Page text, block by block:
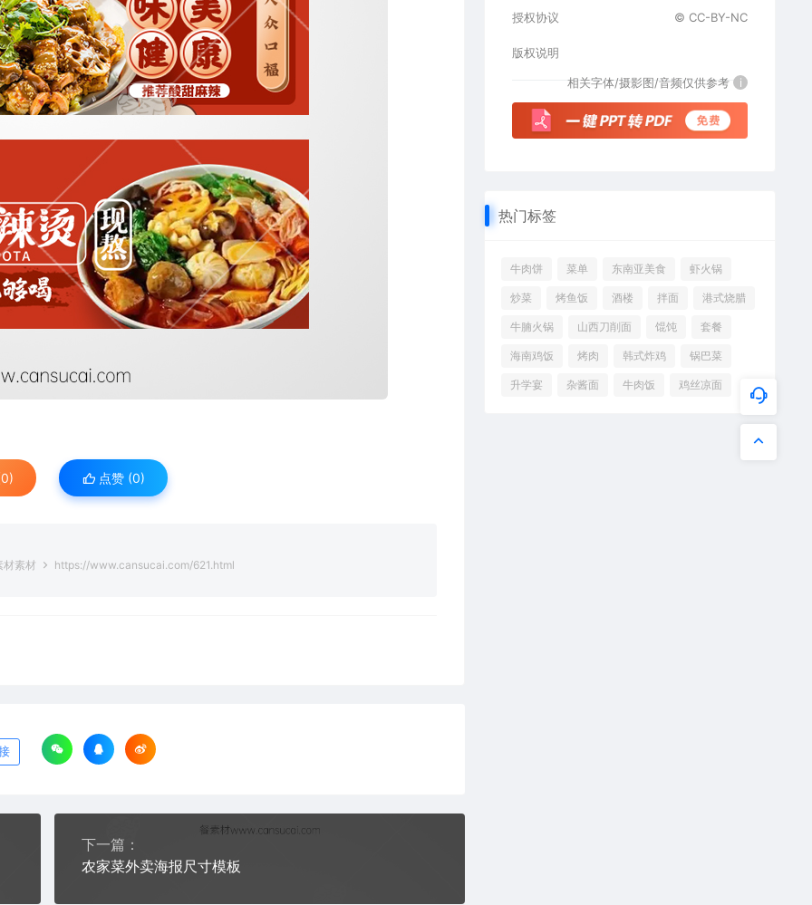
点赞 (0)
素材 https://www.cansucai.com/621.html
下一篇：
农家菜外卖海报尺寸模板
授权协议 © CC-BY-NC
版权说明
相关字体/摄影图/音频仅供参考 i
热门标签
牛肉饼 菜单 东南亚美食 虾火锅
炒菜 烤鱼饭 酒楼 拌面 港式烧腊
牛腩火锅 山西刀削面 馄饨 套餐
海南鸡饭 烤肉 韩式炸鸡 锅巴菜
升学宴 杂酱面 牛肉饭 鸡丝凉面